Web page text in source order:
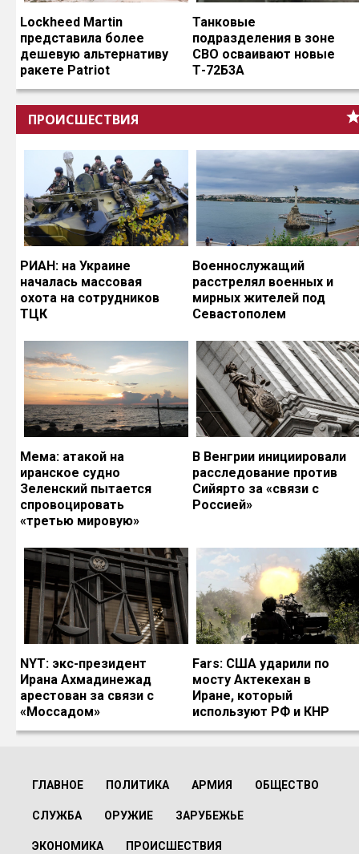
Lockheed Martin
представила более
дешевую альтернативу
ракете Patriot
Танковые
подразделения в зоне
СВО осваивают новые
Т-72Б3А
ПРОИСШЕСТВИЯ
РИАН: на Украине
началась массовая
охота на сотрудников
ТЦК
Военнослужащий
расстрелял военных и
мирных жителей под
Севастополем
Мема: атакой на
иранское судно
Зеленский пытается
спровоцировать
«третью мировую»
В Венгрии инициировали
расследование против
Сийярто за «связи с
Россией»
NYT: экс-президент
Ирана Ахмадинежад
арестован за связи с
«Моссадом»
Fars: США ударили по
мосту Актекехан в
Иране, который
используют РФ и КНР
ГЛАВНОЕ ПОЛИТИКА АРМИЯ ОБЩЕСТВО
СЛУЖБА ОРУЖИЕ ЗАРУБЕЖЬЕ
ЭКОНОМИКА ПРОИСШЕСТВИЯ